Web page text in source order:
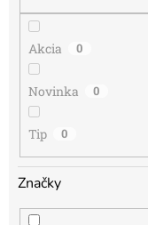
Akcia 0
Novinka 0
Tip 0
Značky